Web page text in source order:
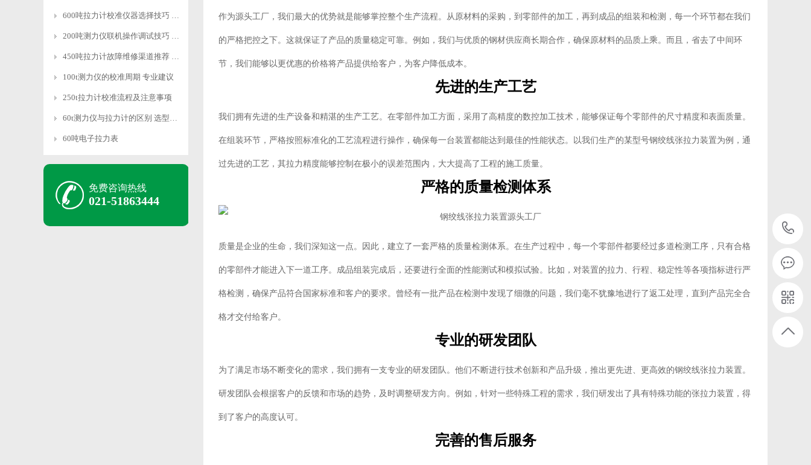
600吨拉力计校准仪器选择技巧 适配需求
200吨测力仪联机操作调试技巧 快速适配
450吨拉力计故障维修渠道推荐 专业靠谱
100t测力仪的校准周期 专业建议
250t拉力计校准流程及注意事项
60t测力仪与拉力计的区别 选型指南
60吨电子拉力表
免费咨询热线
021-51863444
作为源头工厂，我们最大的优势就是能够掌控整个生产流程。从原材料的采购，到零部件的加工，再到成品的组装和检测，每一个环节都在我们
的严格把控之下。这就保证了产品的质量稳定可靠。例如，我们与优质的钢材供应商长期合作，确保原材料的品质上乘。而且，省去了中间环
节，我们能够以更优惠的价格将产品提供给客户，为客户降低成本。
先进的生产工艺
我们拥有先进的生产设备和精湛的生产工艺。在零部件加工方面，采用了高精度的数控加工技术，能够保证每个零部件的尺寸精度和表面质量。
在组装环节，严格按照标准化的工艺流程进行操作，确保每一台装置都能达到最佳的性能状态。以我们生产的某型号钢绞线张拉力装置为例，通
过先进的工艺，其拉力精度能够控制在极小的误差范围内，大大提高了工程的施工质量。
严格的质量检测体系
质量是企业的生命，我们深知这一点。因此，建立了一套严格的质量检测体系。在生产过程中，每一个零部件都要经过多道检测工序，只有合格
的零部件才能进入下一道工序。成品组装完成后，还要进行全面的性能测试和模拟试验。比如，对装置的拉力、行程、稳定性等各项指标进行严
格检测，确保产品符合国家标准和客户的要求。曾经有一批产品在检测中发现了细微的问题，我们毫不犹豫地进行了返工处理，直到产品完全合
格才交付给客户。
专业的研发团队
为了满足市场不断变化的需求，我们拥有一支专业的研发团队。他们不断进行技术创新和产品升级，推出更先进、更高效的钢绞线张拉力装置。
研发团队会根据客户的反馈和市场的趋势，及时调整研发方向。例如，针对一些特殊工程的需求，我们研发出了具有特殊功能的张拉力装置，得
到了客户的高度认可。
完善的售后服务